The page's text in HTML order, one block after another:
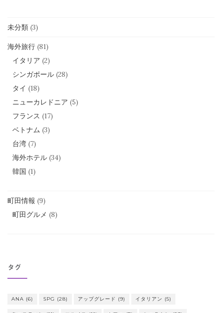
未分類 (3)
海外旅行 (81)
イタリア (2)
シンガポール (28)
タイ (18)
ニューカレドニア (5)
フランス (17)
ベトナム (3)
台湾 (7)
海外ホテル (34)
韓国 (1)
町田情報 (9)
町田グルメ (8)
タグ
ANA (6) SPG (28) アップグレード (9) イタリアン (5)